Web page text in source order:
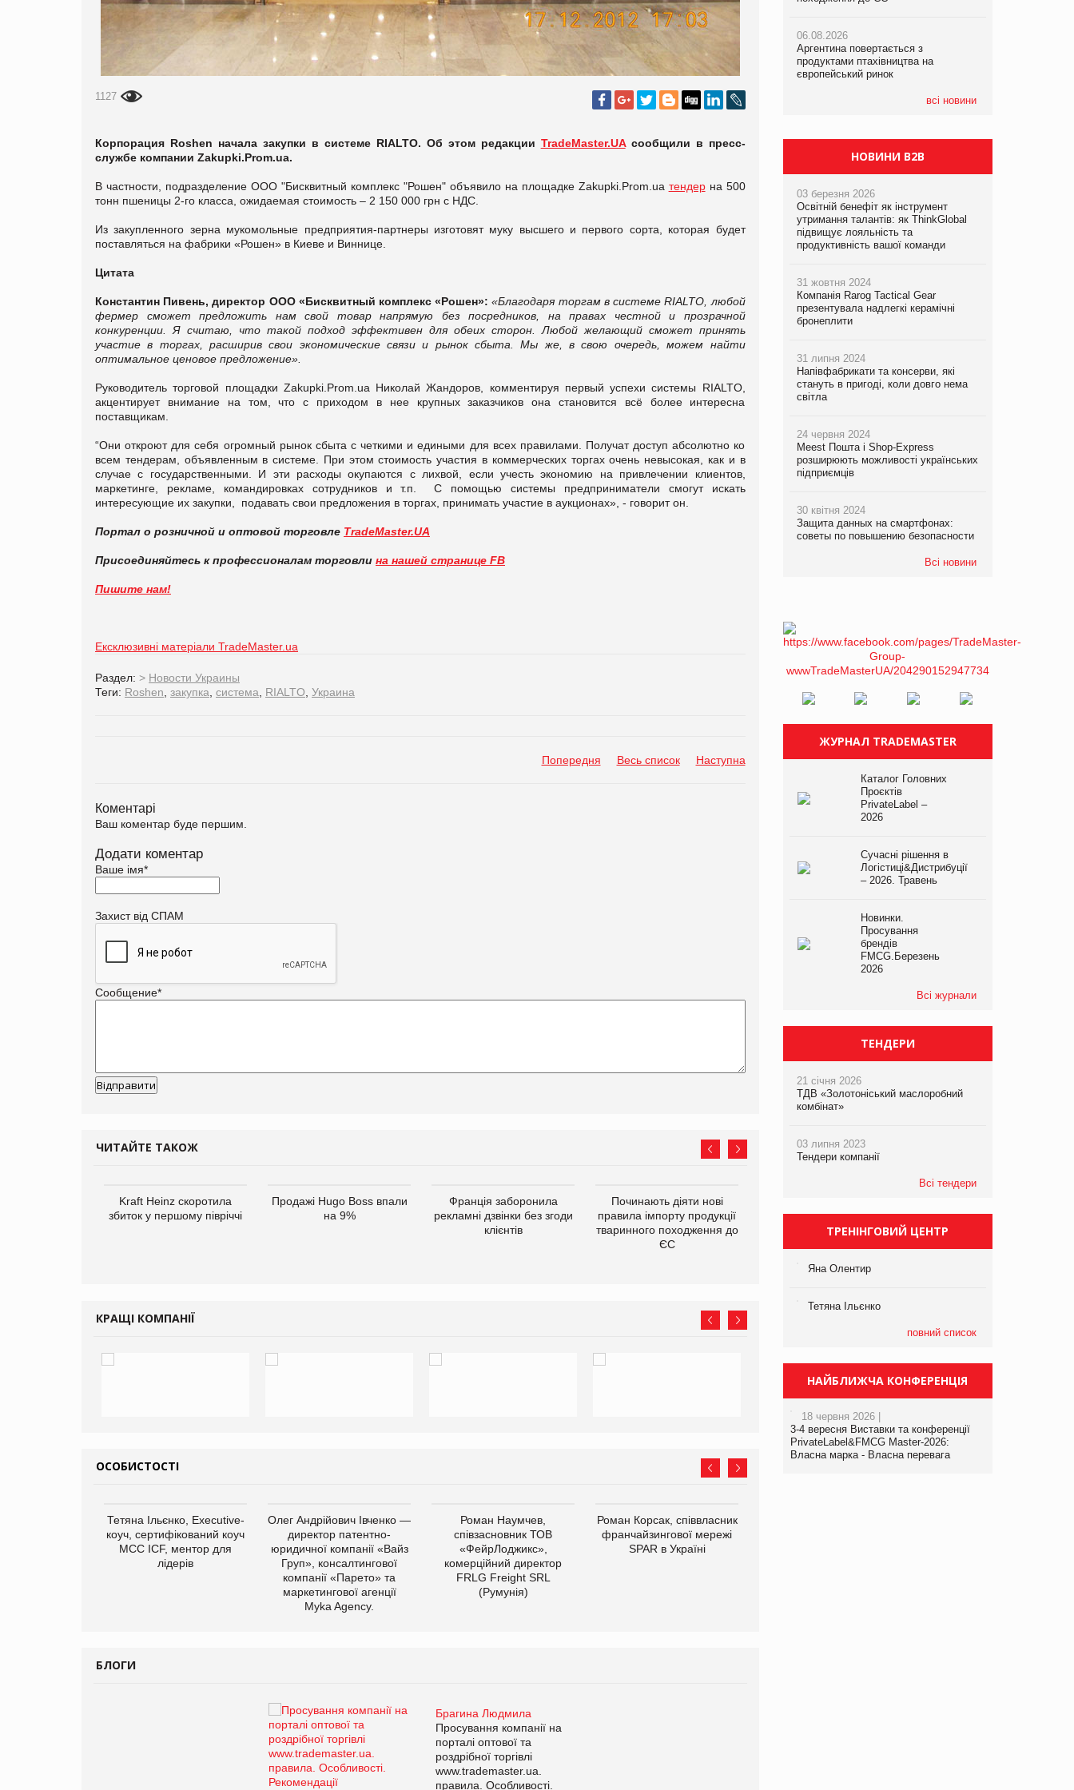
1127
Корпорация Roshen начала закупки в системе RIALTO. Об этом редакции TradeMaster.UAсообщили в пресс-
службе компании Zakupki.Prom.ua.
В частности, подразделение ООО "Бисквитный комплекс "Рошен" объявило на площадке Zakupki.Prom.ua тендерна 500
тонн пшеницы 2-го класса, ожидаемая стоимость – 2 150 000 грн с НДС.
Из закупленного зерна мукомольные предприятия-партнеры изготовят муку высшего и первого сорта, которая будет
поставляться на фабрики «Рошен» в Киеве и Виннице.
Цитата
Константин Пивень, директор ООО «Бисквитный комплекс «Рошен»:«Благодаря торгам в системе RIALTO, любой
фермер сможет предложить нам свой товар напрямую без посредников, на правах честной и прозрачной
конкуренции. Я считаю, что такой подход эффективен для обеих сторон. Любой желающий сможет принять
участие в торгах, расширив свои экономические связи и рынок сбыта. Мы же, в свою очередь, можем найти
оптимальное ценовое предложение».
Руководитель торговой площадки Zakupki.Prom.ua Николай Жандоров, комментируя первый успехи системы RIALTO,
акцентирует внимание на том, что с приходом в нее крупных заказчиков она становится всё более интересна
поcтавщикам.
“Они откроют для себя огромный рынок сбыта с четкими и едиными для всех правилами. Получат доступ абсолютно ко
всем тендерам, объявленным в системе. При этом стоимость участия в коммерческих торгах очень невысокая, как и в
случае с государственными. И эти расходы окупаются с лихвой, если учесть экономию на привлечении клиентов,
маркетинге, рекламе, командировках сотрудников и т.п. С помощью системы предприниматели смогут искать
интересующие их закупки, подавать свои предложения в торгах, принимать участие в аукционах», - говорит он.
Портал о розничной и оптовой торговле TradeMaster.UA
Присоединяйтесь к профессионалам торговли на нашей странице FB
Пишите нам!
Ексклюзивні матеріали TradeMaster.ua
Раздел: > Новости Украины
Теги: Roshen закупка система RIALTO Украина
Попередня Весь список Наступна
Коментарі
Ваш коментар буде першим.
Додати коментар
Ваше імя*
Захист від СПАМ
Сообщение*
ЧИТАЙТЕ ТАКОЖ
Kraft Heinz скоротила
збиток у першому півріччі
Продажі Hugo Boss впали
на 9%
Франція заборонила
рекламні дзвінки без згоди
клієнтів
Починають діяти нові
правила імпорту продукції
тваринного походження до
ЄС
продуктами птахівництва
на європейський ринок
світових цін на
КРАЩІ КОМПАНІЇ
ОСОБИСТОСТІ
Тетяна Ільєнко, Executive-
коуч, сертифікований коуч
МСС ICF, ментор для
лідерів
Олег Андрійович Івченко —
директор патентно-
юридичної компанії «Вайз
Груп», консалтингової
компанії «Парето» та
маркетингової агенції
Myka Agency.
Роман Наумчев,
співзасновник ТОВ
«ФейрЛоджикс»,
комерційний директор
FRLG Freight SRL
(Румунія)
Роман Корсак, співвласник
франчайзингової мережі
SPAR в Україні
БЛОГИ
Брагина Людмила
Просування компанії на
порталі оптової та
роздрібної торгівлі
www.trademaster.ua.
правила. Особливості.
06.08.2026
Аргентина повертається з
продуктами птахівництва на
європейський ринок
всі новини
05.08.2026
Смачне поповнення дитячого меню:
у VARUS з’явилися новинки від ТМ
ТОКЕРИ
хлібобулочні вироби на
PrivateLabel&FMCG Master 2026
06.08.2026
Аргентина повертається з
продуктами птахівництва на
європейський ринок
НОВИНИ B2B
03 березня 2026
Освітній бенефіт як інструмент
утримання талантів: як ThinkGlobal
підвищує лояльність та
продуктивність вашої команди
31 жовтня 2024
Компанія Rarog Tactical Gear
презентувала надлегкі керамічні
бронеплити
31 липня 2024
Напівфабрикати та консерви, які
стануть в пригоді, коли довго нема
світла
24 червня 2024
Meest Пошта і Shop-Express
розширюють можливості українських
підприємців
30 квітня 2024
Защита данных на смартфонах:
советы по повышению безопасности
Всі новини
ЖУРНАЛ TRADEMASTER
Каталог Головних
Проєктів
PrivateLabel –
2026
Сучасні рішення в
Логістиці&Дистрибуції
– 2026. Травень
Новинки.
Просування
брендів
FMCG.Березень
2026
Всі журнали
ТЕНДЕРИ
21 січня 2026
ТДВ «Золотоніський маслоробний
комбінат»
03 липня 2023
Тендери компанії
Всі тендери
ТРЕНІНГОВИЙ ЦЕНТР
Яна Олентир
Тетяна Ільєнко
повний список
НАЙБЛИЖЧА КОНФЕРЕНЦІЯ
18 червня 2026 |
3-4 вересня Виставки та конференції
PrivateLabel&FMCG Master-2026:
Власна марка - Власна перевага